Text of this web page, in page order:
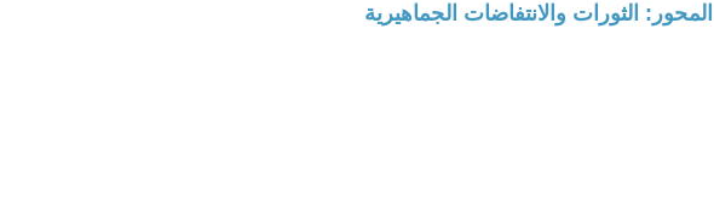
المحور: الثورات والانتفاضات الجماهيرية